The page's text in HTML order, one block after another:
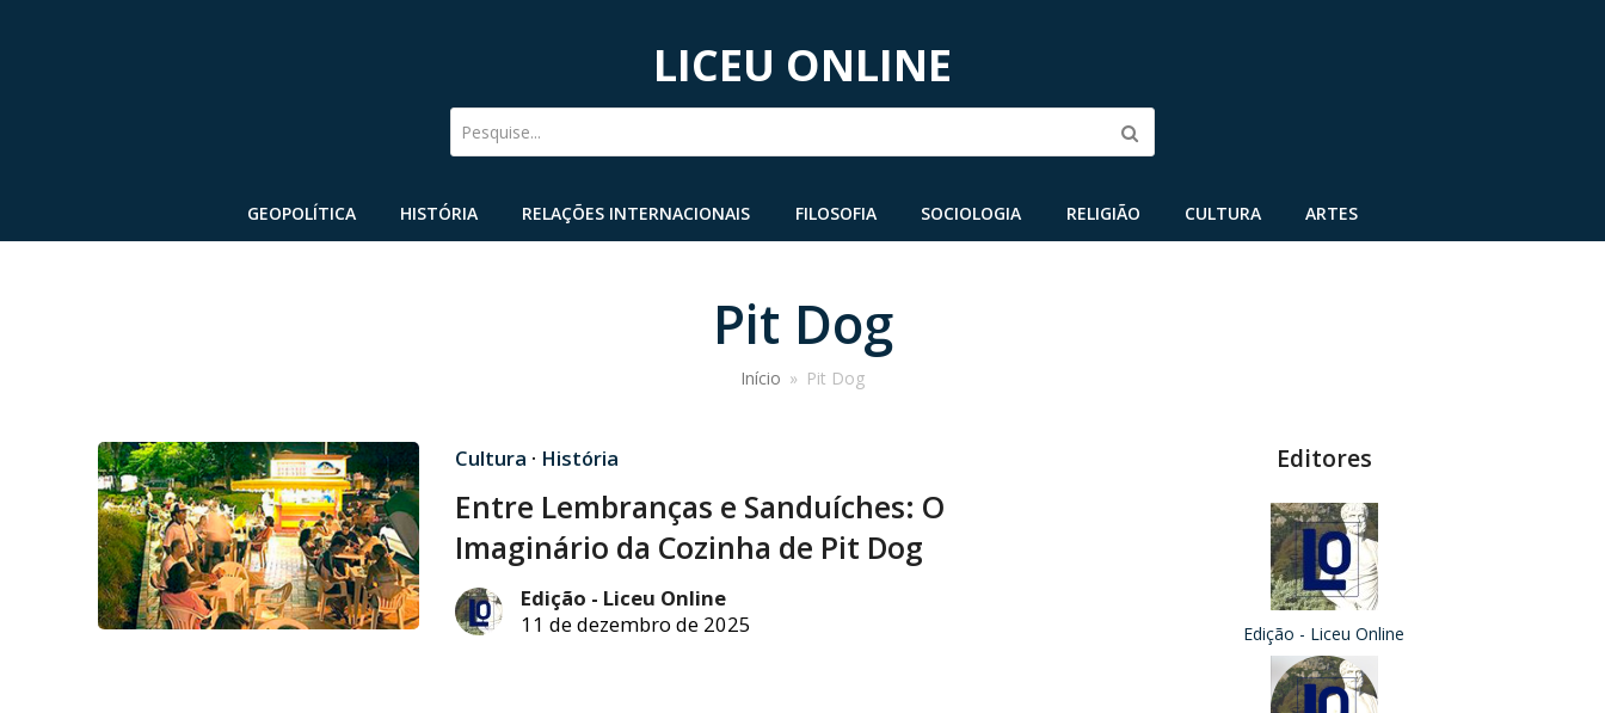
LICEU ONLINE
Pesquise...
GEOPOLÍTICA HISTÓRIA RELAÇÕES INTERNACIONAIS FILOSOFIA SOCIOLOGIA RELIGIÃO CULTURA ARTES
Pit Dog
Início » Pit Dog
Cultura · História
Entre Lembranças e Sanduíches: O
Imaginário da Cozinha de Pit Dog
Edição - Liceu Online
11 de dezembro de 2025
Editores
Edição - Liceu Online